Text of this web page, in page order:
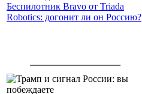
Беспилотник Bravo от Triada
Robotics: догонит ли он Россию?